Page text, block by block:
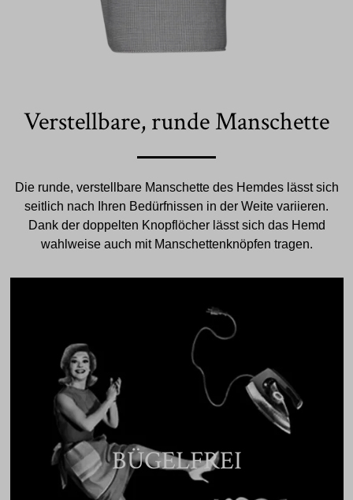
Verstellbare, runde Manschette
Die runde, verstellbare Manschette des Hemdes lässt sich
seitlich nach Ihren Bedürfnissen in der Weite variieren.
Dank der doppelten Knopflöcher lässt sich das Hemd
wahlweise auch mit Manschettenknöpfen tragen.
BÜGELFREI